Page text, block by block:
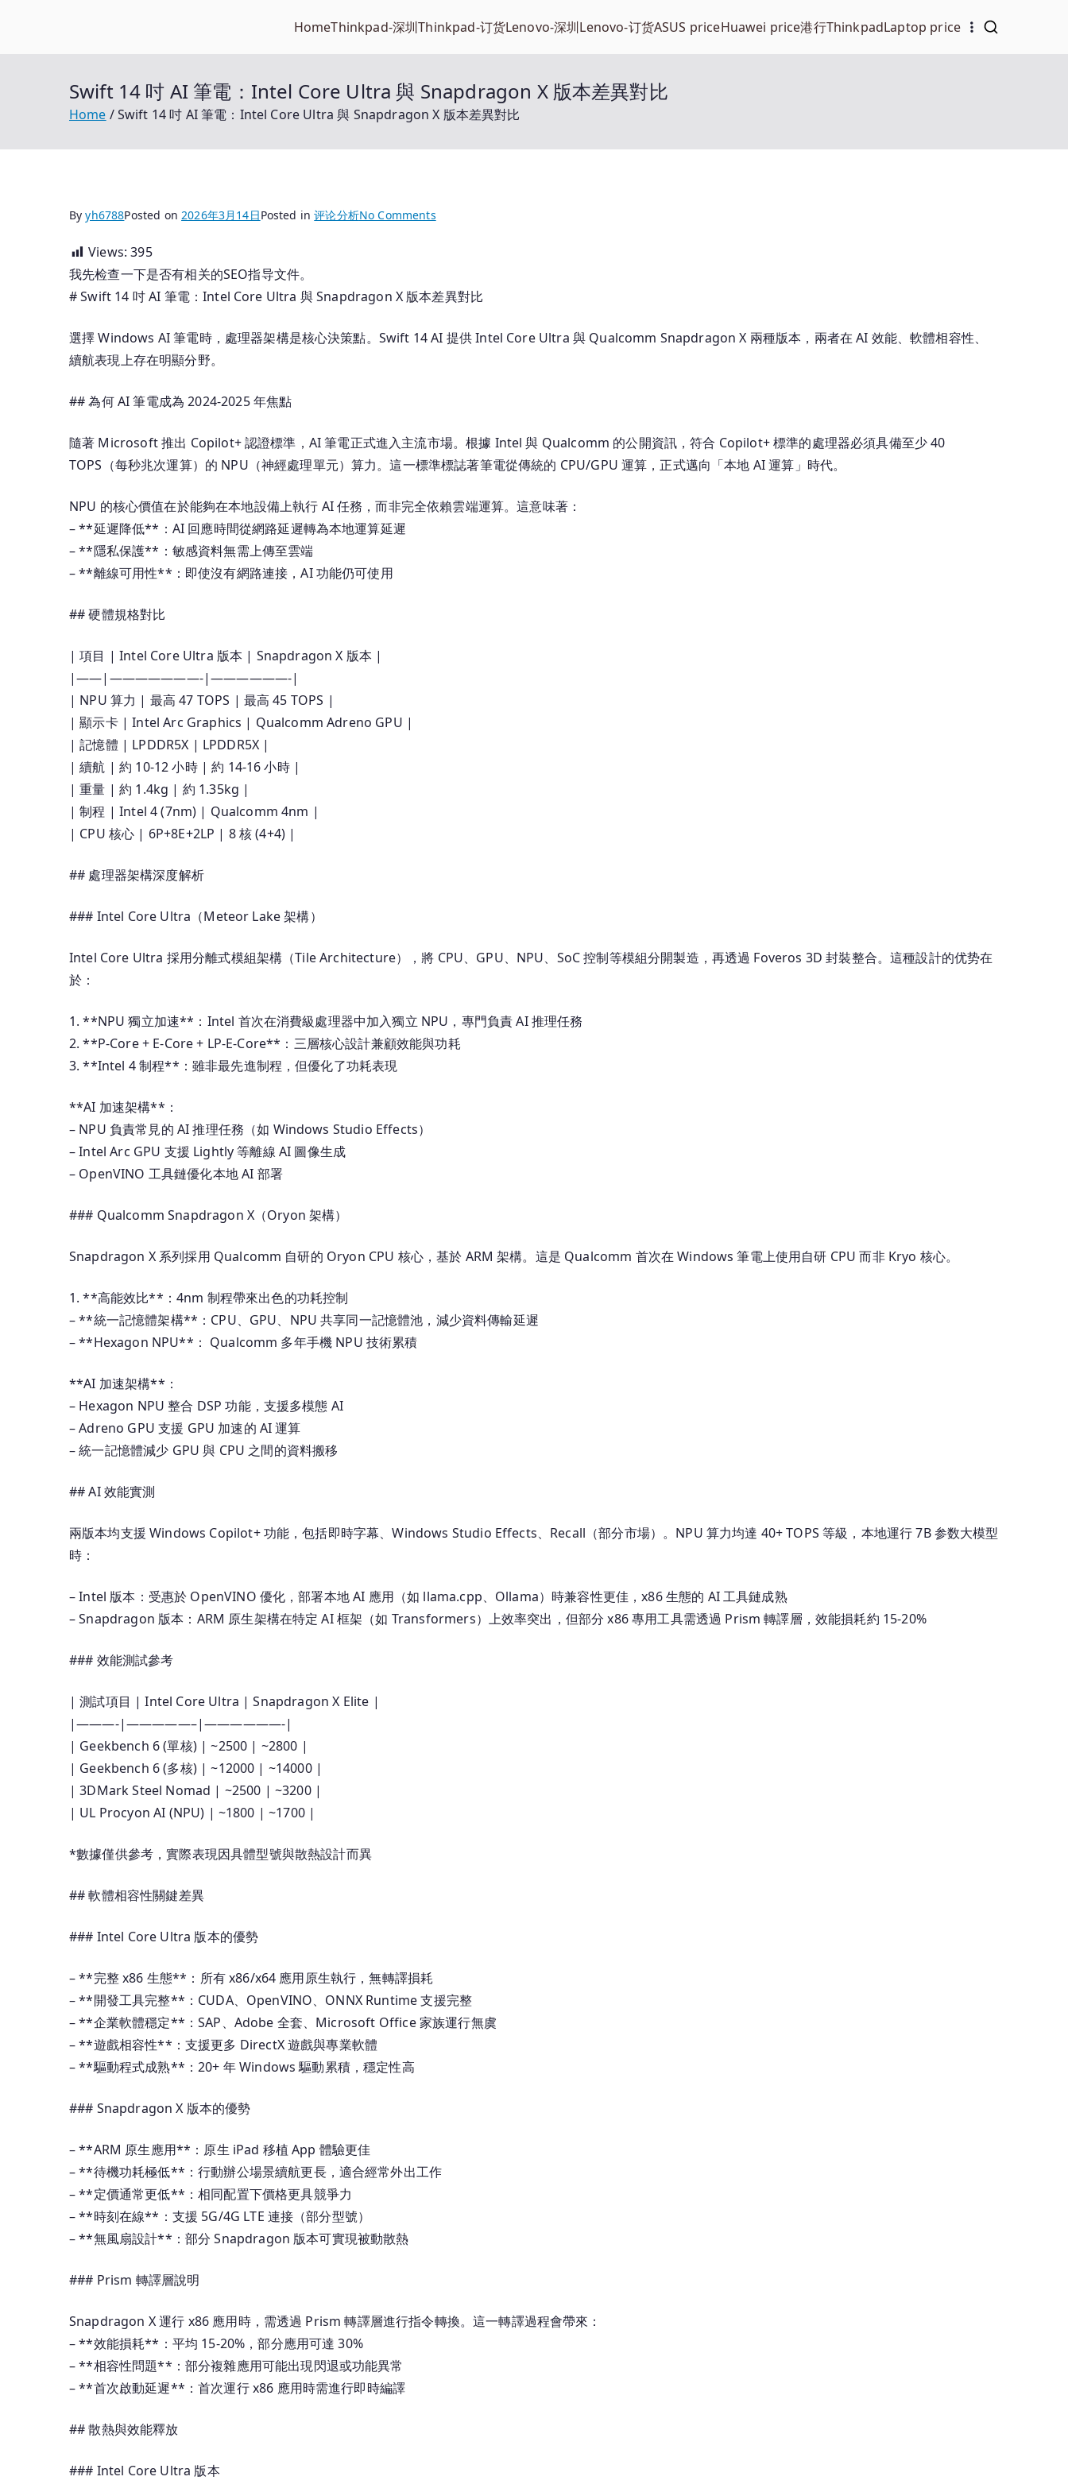
HomeThinkpad-深圳Thinkpad-订货Lenovo-深圳Lenovo-订货ASUS priceHuawei price港行ThinkpadLaptop price
Swift 14 吋 AI 筆電：Intel Core Ultra 與 Snapdragon X 版本差異對比
Home Swift 14 吋 AI 筆電：Intel Core Ultra 與 Snapdragon X 版本差異對比
Byyh6788Posted on2026年3月14日Posted in评论分析No Commentson
AI
電：
X
版
差
Views: 395
我先检查一下是否有相关的SEO指导文件。
# Swift 14 吋 AI 筆電：Intel Core Ultra 與 Snapdragon X 版本差異對比
選擇 Windows AI 筆電時，處理器架構是核心決策點。Swift 14 AI 提供 Intel Core Ultra 與 Qualcomm Snapdragon X 兩種版本，兩者在 AI 效能、軟體相容性、
續航表現上存在明顯分野。
## 為何 AI 筆電成為 2024-2025 年焦點
隨著 Microsoft 推出 Copilot+ 認證標準，AI 筆電正式進入主流市場。根據 Intel 與 Qualcomm 的公開資訊，符合 Copilot+ 標準的處理器必須具備至少 40
TOPS（每秒兆次運算）的 NPU（神經處理單元）算力。這一標準標誌著筆電從傳統的 CPU/GPU 運算，正式邁向「本地 AI 運算」時代。
NPU 的核心價值在於能夠在本地設備上執行 AI 任務，而非完全依賴雲端運算。這意味著：
– **延遲降低**：AI 回應時間從網路延遲轉為本地運算延遲
– **隱私保護**：敏感資料無需上傳至雲端
– **離線可用性**：即使沒有網路連接，AI 功能仍可使用
## 硬體規格對比
| 項目 | Intel Core Ultra 版本 | Snapdragon X 版本 |
|——|———————-|——————-|
| NPU 算力 | 最高 47 TOPS | 最高 45 TOPS |
| 顯示卡 | Intel Arc Graphics | Qualcomm Adreno GPU |
| 記憶體 | LPDDR5X | LPDDR5X |
| 續航 | 約 10-12 小時 | 約 14-16 小時 |
| 重量 | 約 1.4kg | 約 1.35kg |
| 制程 | Intel 4 (7nm) | Qualcomm 4nm |
| CPU 核心 | 6P+8E+2LP | 8 核 (4+4) |
## 處理器架構深度解析
### Intel Core Ultra（Meteor Lake 架構）
Intel Core Ultra 採用分離式模組架構（Tile Architecture），將 CPU、GPU、NPU、SoC 控制等模組分開製造，再透過 Foveros 3D 封裝整合。這種設計的优势在
於：
1. **NPU 獨立加速**：Intel 首次在消費級處理器中加入獨立 NPU，專門負責 AI 推理任務
2. **P-Core + E-Core + LP-E-Core**：三層核心設計兼顧效能與功耗
3. **Intel 4 制程**：雖非最先進制程，但優化了功耗表現
**AI 加速架構**：
– NPU 負責常見的 AI 推理任務（如 Windows Studio Effects）
– Intel Arc GPU 支援 Lightly 等離線 AI 圖像生成
– OpenVINO 工具鏈優化本地 AI 部署
### Qualcomm Snapdragon X（Oryon 架構）
Snapdragon X 系列採用 Qualcomm 自研的 Oryon CPU 核心，基於 ARM 架構。這是 Qualcomm 首次在 Windows 筆電上使用自研 CPU 而非 Kryo 核心。
1. **高能效比**：4nm 制程帶來出色的功耗控制
– **統一記憶體架構**：CPU、GPU、NPU 共享同一記憶體池，減少資料傳輸延遲
– **Hexagon NPU**： Qualcomm 多年手機 NPU 技術累積
**AI 加速架構**：
– Hexagon NPU 整合 DSP 功能，支援多模態 AI
– Adreno GPU 支援 GPU 加速的 AI 運算
– 統一記憶體減少 GPU 與 CPU 之間的資料搬移
## AI 效能實測
兩版本均支援 Windows Copilot+ 功能，包括即時字幕、Windows Studio Effects、Recall（部分市場）。NPU 算力均達 40+ TOPS 等級，本地運行 7B 参数大模型
時：
– Intel 版本：受惠於 OpenVINO 優化，部署本地 AI 應用（如 llama.cpp、Ollama）時兼容性更佳，x86 生態的 AI 工具鏈成熟
– Snapdragon 版本：ARM 原生架構在特定 AI 框架（如 Transformers）上效率突出，但部分 x86 專用工具需透過 Prism 轉譯層，效能損耗約 15-20%
### 效能測試參考
| 測試項目 | Intel Core Ultra | Snapdragon X Elite |
|———-|—————–|——————-|
| Geekbench 6 (單核) | ~2500 | ~2800 |
| Geekbench 6 (多核) | ~12000 | ~14000 |
| 3DMark Steel Nomad | ~2500 | ~3200 |
| UL Procyon AI (NPU) | ~1800 | ~1700 |
*數據僅供參考，實際表現因具體型號與散熱設計而異
## 軟體相容性關鍵差異
### Intel Core Ultra 版本的優勢
– **完整 x86 生態**：所有 x86/x64 應用原生執行，無轉譯損耗
– **開發工具完整**：CUDA、OpenVINO、ONNX Runtime 支援完整
– **企業軟體穩定**：SAP、Adobe 全套、Microsoft Office 家族運行無虞
– **遊戲相容性**：支援更多 DirectX 遊戲與專業軟體
– **驅動程式成熟**：20+ 年 Windows 驅動累積，穩定性高
### Snapdragon X 版本的優勢
– **ARM 原生應用**：原生 iPad 移植 App 體驗更佳
– **待機功耗極低**：行動辦公場景續航更長，適合經常外出工作
– **定價通常更低**：相同配置下價格更具競爭力
– **時刻在線**：支援 5G/4G LTE 連接（部分型號）
– **無風扇設計**：部分 Snapdragon 版本可實現被動散熱
### Prism 轉譯層說明
Snapdragon X 運行 x86 應用時，需透過 Prism 轉譯層進行指令轉換。這一轉譯過程會帶來：
– **效能損耗**：平均 15-20%，部分應用可達 30%
– **相容性問題**：部分複雜應用可能出現閃退或功能異常
– **首次啟動延遲**：首次運行 x86 應用時需進行即時編譯
## 散熱與效能釋放
### Intel Core Ultra 版本